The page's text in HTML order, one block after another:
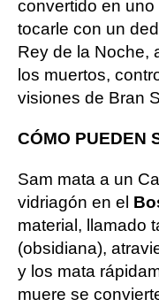
convertido en uno
tocarle con un
Rey de la Noche,
los muertos,
visiones de Bran
CÓMO PUEDEN
Sam mata a un
vidriagón en el
material, llamado
(obsidiana),
y los mata
muere se